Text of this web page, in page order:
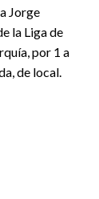
Jorge
la Liga de
por 1 a
de local.